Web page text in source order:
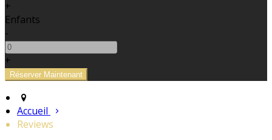
+
Enfants
-
+
Accueil
Reviews